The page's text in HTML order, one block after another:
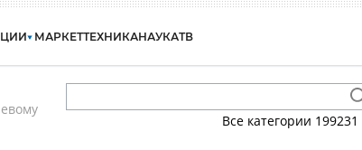
МАРКЕТТЕХНИКАНАУКАТВ
Все категории 199231